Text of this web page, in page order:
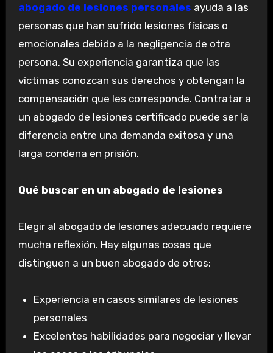
abogado de lesiones personales ayuda a las
personas que han sufrido lesiones físicas o
emocionales debido a la negligencia de otra
persona. Su experiencia garantiza que las
víctimas conozcan sus derechos y obtengan la
compensación que les corresponde. Contratar a
un abogado de lesiones certificado puede ser la
diferencia entre una demanda exitosa y una
larga condena en prisión.
Qué buscar en un abogado de lesiones
Elegir al abogado de lesiones adecuado requiere
mucha reflexión. Hay algunas cosas que
distinguen a un buen abogado de otros:
Experiencia en casos similares de lesiones
personales
Excelentes habilidades para negociar y llevar